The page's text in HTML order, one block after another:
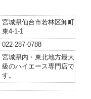
宮城県仙台市若林区卸町
東4-1-1
022-287-0788
宮城県内・東北地方最大
級のハイエース専門店で
す。